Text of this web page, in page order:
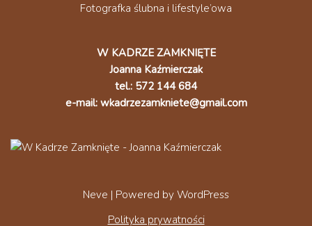
Fotografka ślubna i lifestyle’owa
W KADRZE ZAMKNIĘTE
Joanna Kaźmierczak
tel.: 572 144 684
e-mail: wkadrzezamkniete@gmail.com
Neve | Powered by WordPress
Polityka prywatności